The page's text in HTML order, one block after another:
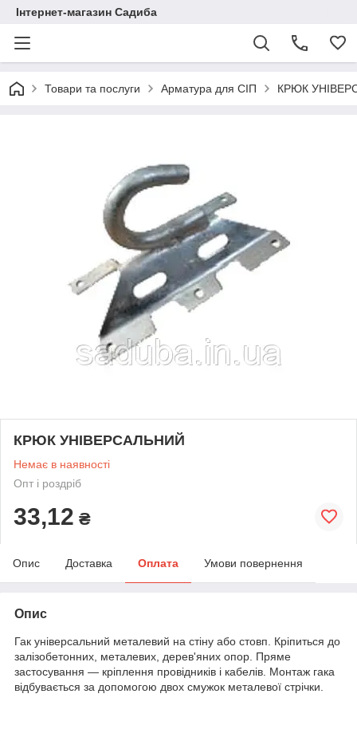
Інтернет-магазин Садиба
Товари та послуги Арматура для СІП КРЮК
КРЮК УНІВЕРСАЛЬНИЙ
Немає в наявності
Опт і роздріб
33,12 ₴
Опис Доставка Оплата Умови повернення
Опис
Гак універсальний металевий на стіну або стовп. Кріпиться до
залізобетонних, металевих, дерев'яних опор. Пряме
застосування — кріплення провідників і кабелів. Монтаж гака
відбувається за допомогою двох смужок металевої стрічки.